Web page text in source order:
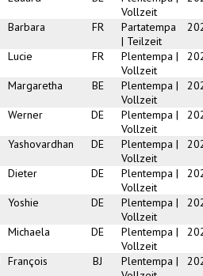
Vollzeit
Barbara FR
Partatempa
| Teilzeit
Lucie FR
Plentempa |
Vollzeit
Margaretha BE
Plentempa |
Vollzeit
Werner DE
Plentempa |
Vollzeit
Yashovardhan DE
Plentempa |
Vollzeit
Dieter DE
Plentempa |
Vollzeit
Yoshie DE
Plentempa |
Vollzeit
Michaela DE
Plentempa |
Vollzeit
François BJ
Plentempa |